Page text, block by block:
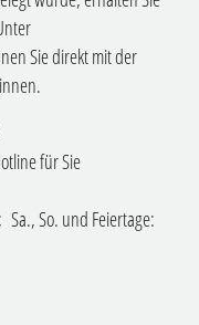
Sie direkt mit der
für Sie
So. und Feiertage: